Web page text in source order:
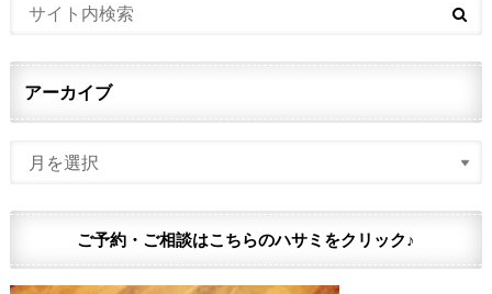
アーカイブ
ご予約・ご相談はこちらのハサミをクリック♪